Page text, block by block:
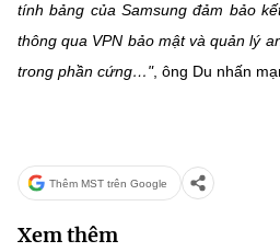
tính bảng của Samsung đảm bảo
thông qua VPN bảo mật và quản lý
trong phần cứng…", ông Du nhấn
Thêm MST trên Google
Xem thêm